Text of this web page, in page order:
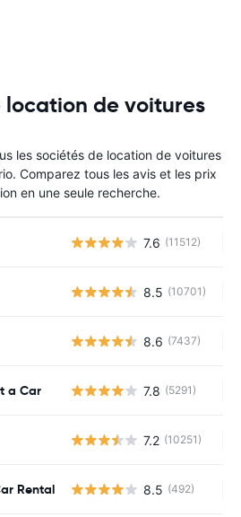
location de voitures
les sociétés de location de voitures
Comparez tous les avis et les prix
en une seule recherche.
7.6 (11512)
8.5 (10701)
8.6 (7437)
a Car 7.8 (5291)
7.2 (10251)
Rental 8.5 (492)